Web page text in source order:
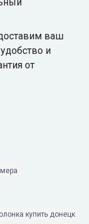
ваш
и
от
купить донецк